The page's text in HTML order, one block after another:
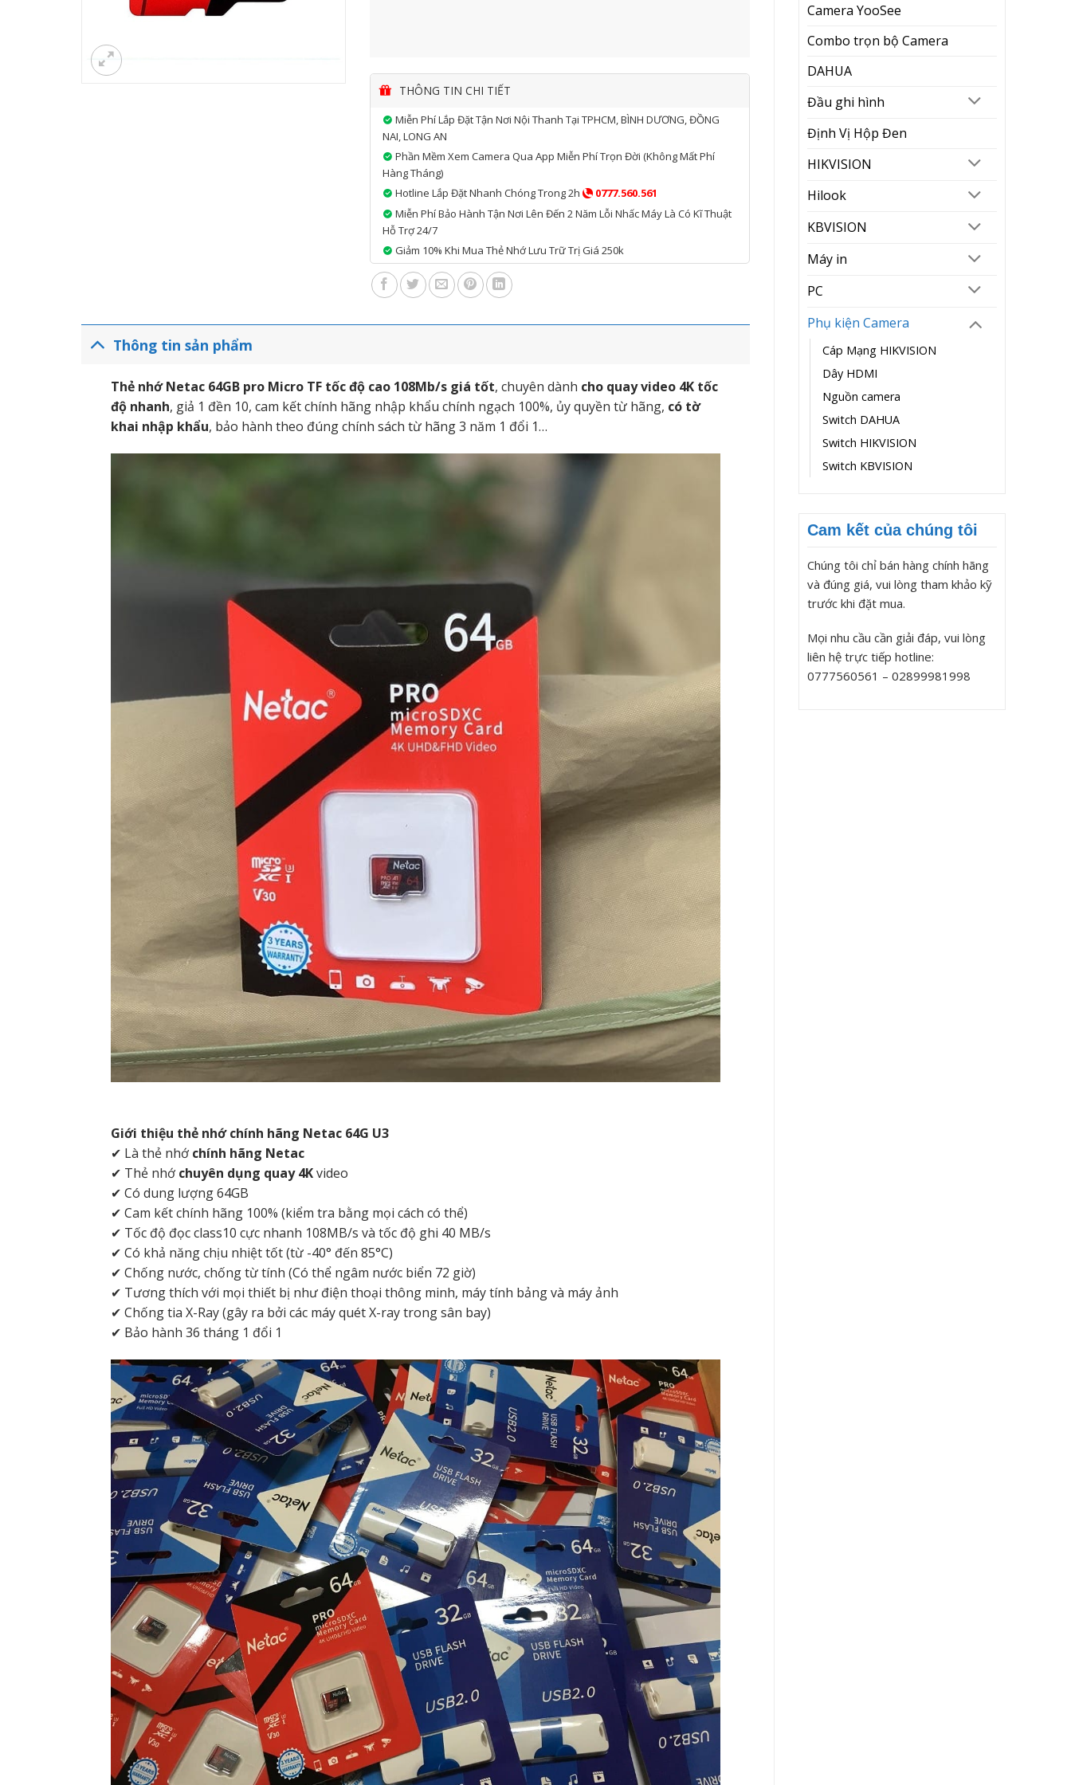
Camera YooSee
Combo trọn bộ Camera
DAHUA
Đầu ghi hình
Định Vị Hộp Đen
HIKVISION
Hilook
KBVISION
Máy in
PC
Phụ kiện Camera
Cáp Mạng HIKVISION
Dây HDMI
Nguồn camera
Switch DAHUA
Switch HIKVISION
Switch KBVISION
Cam kết của chúng tôi
Chúng tôi chỉ bán hàng chính hãng
và đúng giá, vui lòng tham khảo kỹ
trước khi đặt mua.
Mọi nhu cầu cần giải đáp, vui lòng
liên hệ trực tiếp hotline:
0777560561 – 02899981998
THÔNG TIN CHI TIẾT
Miễn Phí Lắp Đặt Tận Nơi Nội Thanh Tại TPHCM, BÌNH DƯƠNG, ĐỒNG
NAI, LONG AN
Phần Mềm Xem Camera Qua App Miễn Phí Trọn Đời (không Mất Phí
Hàng Tháng)
Hotline Lắp Đặt Nhanh Chóng Trong 2h
0777.560.561
Miễn Phí Bảo Hành Tận Nơi Lên Đến 2 Năm Lỗi Nhấc Máy Là Có Kĩ Thuật
Hỗ Trợ 24/7
Giảm 10% Khi Mua Thẻ Nhớ Lưu Trữ Trị Giá 250k
Thông tin sản phẩm
Thẻ nhớ Netac 64GB pro Micro TF tốc độ cao 108Mb/s giá tốt, chuyên dành cho quay video 4K tốc
độ nhanh, giả 1 đền 10, cam kết chính hãng nhập khẩu chính ngạch 100%, ủy quyền từ hãng, có tờ
khai nhập khẩu, bảo hành theo đúng chính sách từ hãng 3 năm 1 đổi 1…
Giới thiệu thẻ nhớ chính hãng Netac 64G U3
✔ Là thẻ nhớ chính hãng Netac
✔ Thẻ nhớ chuyên dụng quay 4Kvideo
✔ Có dung lượng 64GB
✔ Cam kết chính hãng 100% (kiểm tra bằng mọi cách có thể)
✔ Tốc độ đọc class10 cực nhanh 108MB/s và tốc độ ghi 40 MB/s
✔ Có khả năng chịu nhiệt tốt (từ -40° đến 85°C)
✔ Chống nước, chống từ tính (Có thể ngâm nước biển 72 giờ)
✔ Tương thích với mọi thiết bị như điện thoại thông minh, máy tính bảng và máy ảnh
✔ Chống tia X-Ray (gây ra bởi các máy quét X-ray trong sân bay)
✔ Bảo hành 36 tháng 1 đổi 1